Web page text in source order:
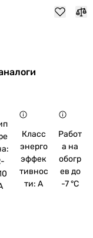
Класс
энерго
эффек
тивнос
ти: A
Работ
а на
обогр
ев до
-7 °C